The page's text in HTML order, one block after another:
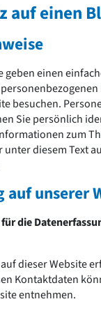
in NRW
2023
(Großbauten der
auf einen
geben einen
besuchen.
Sie persönlich
zum
unter diesem Text
auf unserer
die
dieser Website
Kontaktdaten
entnehmen.